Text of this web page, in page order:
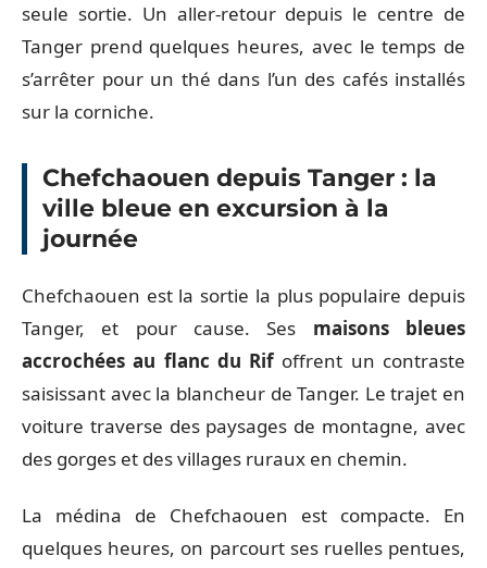
seule sortie. Un aller-retour depuis le centre de
Tanger prend quelques heures, avec le temps de
s’arrêter pour un thé dans l’un des cafés installés
sur la corniche.
Chefchaouen depuis Tanger : la
ville bleue en excursion à la
journée
Chefchaouen est la sortie la plus populaire depuis
Tanger, et pour cause. Ses maisons bleues
accrochées au flanc du Rifoffrent un contraste
saisissant avec la blancheur de Tanger. Le trajet en
voiture traverse des paysages de montagne, avec
des gorges et des villages ruraux en chemin.
La médina de Chefchaouen est compacte. En
quelques heures, on parcourt ses ruelles pentues,